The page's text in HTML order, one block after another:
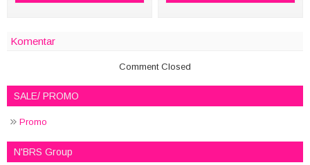
Komentar
Comment Closed
SALE/ PROMO
Promo
N'BRS Group